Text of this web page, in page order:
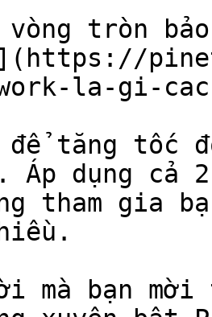
vòng tròn
la-gi-
để tăng tốc
Áp dụng cả
tham gia
mà bạn